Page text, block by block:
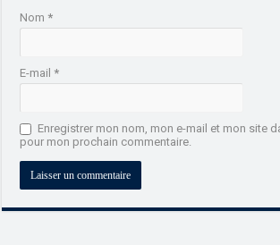
Nom*
E-mail*
Enregistrer mon nom, mon e-mail et mon site
pour mon prochain commentaire.